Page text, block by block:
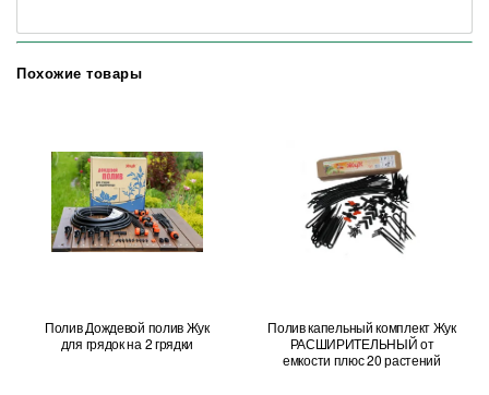
Похожие товары
Полив Дождевой полив Жук
для грядок на 2 грядки
Полив капельный комплект Жук
РАСШИРИТЕЛЬНЫЙ от
емкости плюс 20 растений